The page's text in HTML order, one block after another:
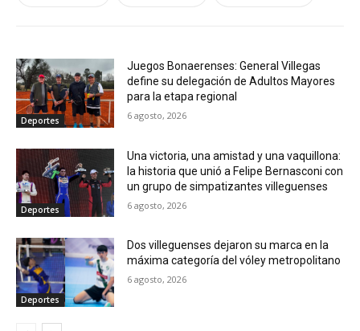
Deportes
Juegos Bonaerenses: General Villegas
define su delegación de Adultos Mayores
para la etapa regional
6 agosto, 2026
Deportes
Una victoria, una amistad y una vaquillona:
la historia que unió a Felipe Bernasconi con
un grupo de simpatizantes villeguenses
6 agosto, 2026
Deportes
Dos villeguenses dejaron su marca en la
máxima categoría del vóley metropolitano
6 agosto, 2026